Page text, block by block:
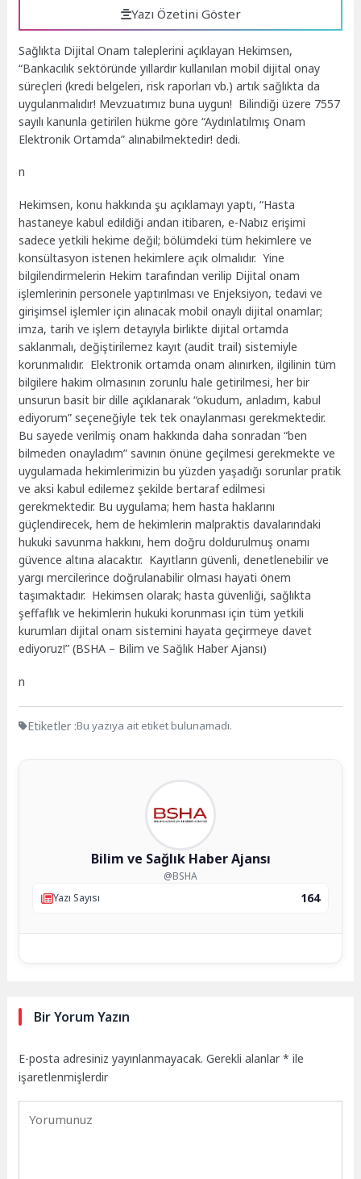
Yazı Özetini Göster
Sağlıkta Dijital Onam taleplerini açıklayan Hekimsen,
“Bankacılık sektöründe yıllardır kullanılan mobil dijital onay
süreçleri (kredi belgeleri, risk raporları vb.) artık sağlıkta da
uygulanmalıdır! Mevzuatımız buna uygun! Bilindiği üzere 7557
sayılı kanunla getirilen hükme göre “Aydınlatılmış Onam
Elektronik Ortamda” alınabilmektedir! dedi.
n
Hekimsen, konu hakkında şu açıklamayı yaptı, “Hasta
hastaneye kabul edildiği andan itibaren, e-Nabız erişimi
sadece yetkili hekime değil; bölümdeki tüm hekimlere ve
konsültasyon istenen hekimlere açık olmalıdır. Yine
bilgilendirmelerin Hekim tarafından verilip Dijital onam
işlemlerinin personele yaptırılması ve Enjeksiyon, tedavi ve
girişimsel işlemler için alınacak mobil onaylı dijital onamlar;
imza, tarih ve işlem detayıyla birlikte dijital ortamda
saklanmalı, değiştirilemez kayıt (audit trail) sistemiyle
korunmalıdır. Elektronik ortamda onam alınırken, ilgilinin tüm
bilgilere hakim olmasının zorunlu hale getirilmesi, her bir
unsurun basit bir dille açıklanarak “okudum, anladım, kabul
ediyorum” seçeneğiyle tek tek onaylanması gerekmektedir.
Bu sayede verilmiş onam hakkında daha sonradan “ben
bilmeden onayladım” savının önüne geçilmesi gerekmekte ve
uygulamada hekimlerimizin bu yüzden yaşadığı sorunlar pratik
ve aksi kabul edilemez şekilde bertaraf edilmesi
gerekmektedir. Bu uygulama; hem hasta haklarını
güçlendirecek, hem de hekimlerin malpraktis davalarındaki
hukuki savunma hakkını, hem doğru doldurulmuş onamı
güvence altına alacaktır. Kayıtların güvenli, denetlenebilir ve
yargı mercilerince doğrulanabilir olması hayati önem
taşımaktadır. Hekimsen olarak; hasta güvenliği, sağlıkta
şeffaflık ve hekimlerin hukuki korunması için tüm yetkili
kurumları dijital onam sistemini hayata geçirmeye davet
ediyoruz!” (BSHA – Bilim ve Sağlık Haber Ajansı)
n
Etiketler :Bu yazıya ait etiket bulunamadı.
Bilim ve Sağlık Haber Ajansı
@BSHA
Yazı Sayısı
164
Bir Yorum Yazın
E-posta adresiniz yayınlanmayacak. Gerekli alanlar* ile
işaretlenmişlerdir